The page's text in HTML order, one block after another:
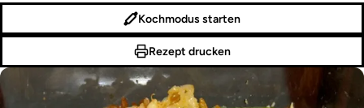
Kochmodus starten
Rezept drucken